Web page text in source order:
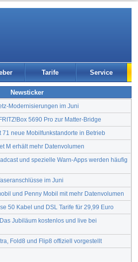
Tarife Service
Newsticker
Modernisierungen im Juni
5690 Pro zur Matter-Bridge
71 neue Mobilfunkstandorte in Betrieb
M erhält mehr Datenvolumen
und spezielle Warn-Apps werden häufig
im Juni
und Penny Mobil mit mehr Datenvolumen
50 Kabel und DSL Tarife für 29,99 Euro
Jubiläum kostenlos und live bei
Fold8 und Flip8 offiziell vorgestellt